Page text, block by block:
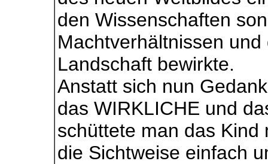
den Wissenschaften
Machtverhältnissen
Landschaft bewirkte.
Anstatt sich nun
das WIRKLICHE und
schüttete man das
die Sichtweise einfach